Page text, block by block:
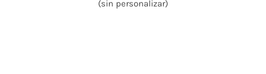
(sin personalizar)